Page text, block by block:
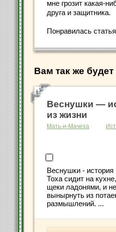
мне грозит какая-
друга и защитника.
Понравилась
Вам так же будет
Веснушки —
из жизни
Мать-и-Мачеха
Веснушки - история
Тоха сидит на
щеки ладонями, и
вынырнуть из
размышлений. ...